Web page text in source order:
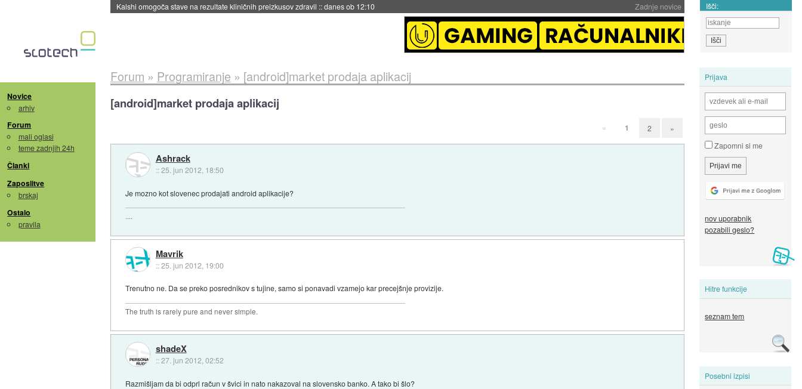
Zadnje novice
Sandisk že prodal več kot polovico SSD-jev za naslednji dve leti::danes ob 11:37 Išči:
Novice
arhiv
Forum
mali oglasi
teme zadnjih 24h
Članki
Zaposlitve
brskaj
Ostalo
pravila
Prijava
Zapomni si me
nov uporabnik
pozabili geslo?
Hitre funkcije
seznam tem
Posebni izpisi
Forum » Programiranje » [android]market prodaja aplikacij
[android]market prodaja aplikacij
« 1 2 »
Ashrack
::25. jun 2012, 18:50
Je mozno kot slovenec prodajati android aplikacije?
....
Mavrik
::25. jun 2012, 19:00
Trenutno ne. Da se preko posrednikov s tujine, samo si ponavadi vzamejo kar precejšnje provizije.
The truth is rarely pure and never simple.
shadeX
::27. jun 2012, 02:52
Razmišljam da bi odprl račun v švici in nato nakazoval na slovensko banko. A tako bi šlo?